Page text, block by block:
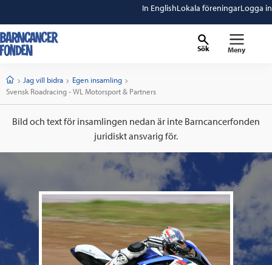
In EnglishLokala föreningarLogga in
Sök Meny
StartJag vill bidra
Egen insamling
Current:
Svensk Roadracing - WL Motorsport & Partners
Bild och text för insamlingen nedan är inte Barncancerfonden
juridiskt ansvarig för.